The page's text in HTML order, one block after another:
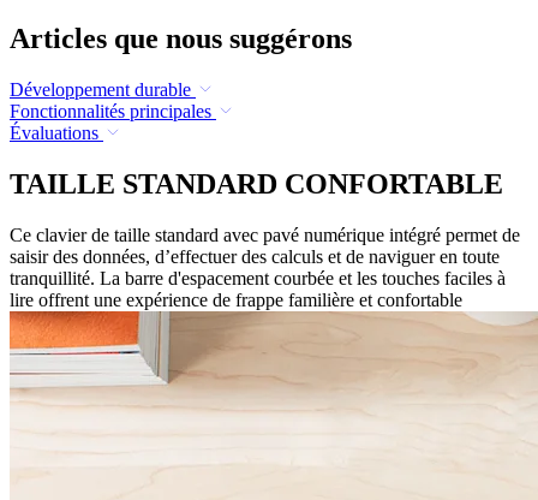
Articles que nous suggérons
Développement durable
Fonctionnalités principales
Évaluations
TAILLE STANDARD CONFORTABLE
Ce clavier de taille standard avec pavé numérique intégré permet de
saisir des données, d’effectuer des calculs et de naviguer en toute
tranquillité. La barre d'espacement courbée et les touches faciles à
lire offrent une expérience de frappe familière et confortable